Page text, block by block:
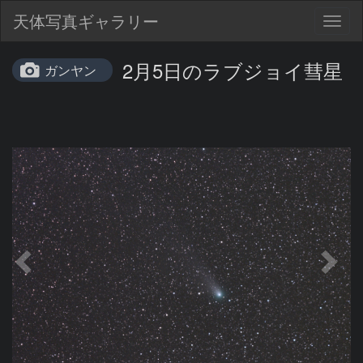
天体写真ギャラリー
ガンヤン 2月5日のラブジョイ彗星